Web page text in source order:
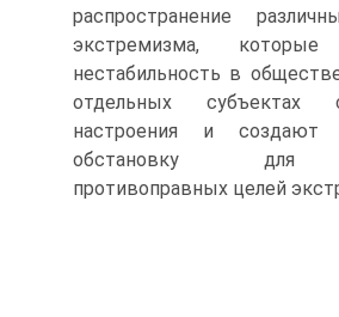
распространение
экстремизма, которые
нестабильность в
отдельных субъектах
настроения и создают
обстановку для
противоправных целей